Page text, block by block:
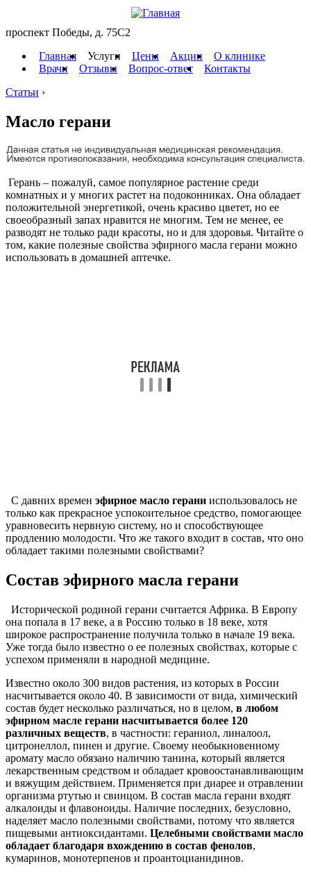
проспект Победы, д. 75C2
Главная
Услуги Цены Акции
О клинике
Врачи
Отзывы Вопрос-ответ
Контакты
Статьи ›
Масло герани
Герань – пожалуй, самое популярное растение среди
комнатных и у многих растет на подоконниках. Она обладает
положительной энергетикой, очень красиво цветет, но ее
своеобразный запах нравится не многим. Тем не менее, ее
разводят не только ради красоты, но и для здоровья. Читайте о
том, какие полезные свойства эфирного масла герани можно
использовать в домашней аптечке.
С давних времен эфирное масло герани использовалось не
только как прекрасное успокоительное средство, помогающее
уравновесить нервную систему, но и способствующее
продлению молодости. Что же такого входит в состав, что оно
обладает такими полезными свойствами?
Состав эфирного масла герани
Исторической родиной герани считается Африка. В Европу
она попала в 17 веке, а в Россию только в 18 веке, хотя
широкое распространение получила только в начале 19 века.
Уже тогда было известно о ее полезных свойствах, которые с
успехом применяли в народной медицине.
Известно около 300 видов растения, из которых в России
насчитывается около 40. В зависимости от вида, химический
состав будет несколько различаться, но в целом, в любом
эфирном масле герани насчитывается более 120
различных веществ, в частности: гераниол, линалоол,
цитронеллол, пинен и другие. Своему необыкновенному
аромату масло обязано наличию танина, который является
лекарственным средством и обладает кровоостанавливающим
и вяжущим действием. Применяется при диарее и отравлении
организма ртутью и свинцом. В состав масла герани входят
алкалоиды и флавоноиды. Наличие последних, безусловно,
наделяет масло полезными свойствами, потому что является
пищевыми антиоксидантами. Целебными свойствами масло
обладает благодаря вхождению в состав фенолов,
кумаринов, монотерпенов и проантоцианидинов.